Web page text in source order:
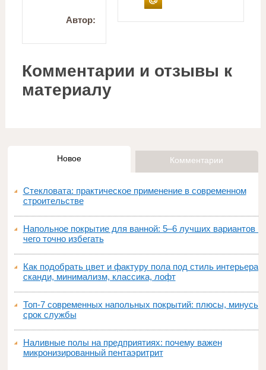
Автор:
Комментарии и отзывы к
материалу
Новое Комментарии
Стекловата: практическое применение в современном
строительстве
Напольное покрытие для ванной: 5–6 лучших вариантов и
чего точно избегать
Как подобрать цвет и фактуру пола под стиль интерьера:
сканди, минимализм, классика, лофт
Топ‑7 современных напольных покрытий: плюсы, минусы,
срок службы
Наливные полы на предприятиях: почему важен
микронизированный пентаэритрит